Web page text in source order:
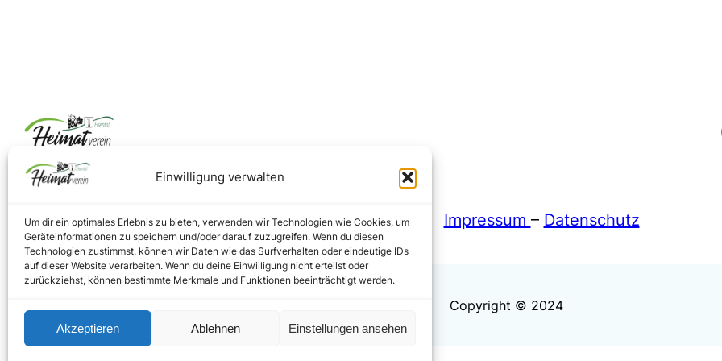
Einwilligung verwalten
Um dir ein optimales Erlebnis zu bieten, verwenden wir Technologien wie Cookies, um
Geräteinformationen zu speichern und/oder darauf zuzugreifen. Wenn du diesen
Technologien zustimmst, können wir Daten wie das Surfverhalten oder eindeutige IDs
auf dieser Website verarbeiten. Wenn du deine Einwilligung nicht erteilst oder
zurückziehst, können bestimmte Merkmale und Funktionen beeinträchtigt werden.
Akzeptieren Ablehnen Einstellungen ansehen
Impressum – Datenschutz
Copyright © 2024